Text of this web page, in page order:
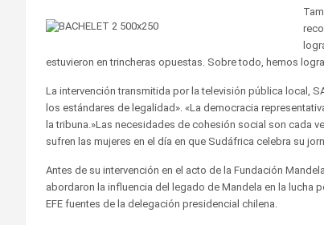
estuvieron en trincheras opuestas. Sobre todo, hemos
La intervención transmitida por la televisión pública local,
los estándares de legalidad». «La democracia
la tribuna.»Las necesidades de cohesión social son cada
sufren las mujeres en el día en que Sudáfrica celebra su
Antes de su intervención en el acto de la Fundación
abordaron la influencia del legado de Mandela en la lucha
EFE fuentes de la delegación presidencial chilena.